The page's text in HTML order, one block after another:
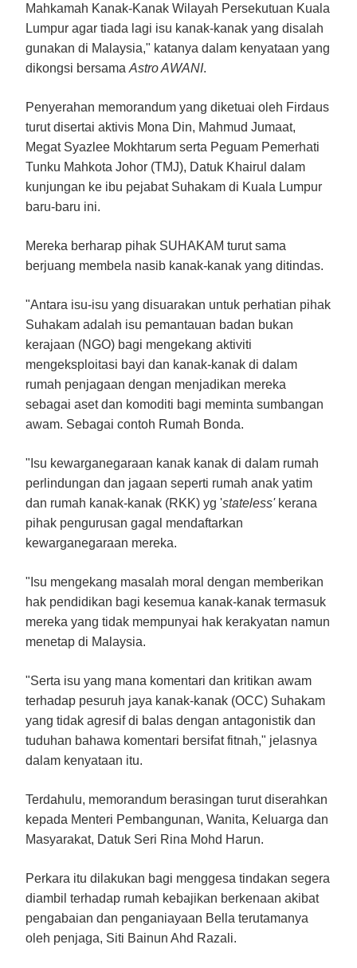
Mahkamah Kanak-Kanak Wilayah Persekutuan Kuala
Lumpur agar tiada lagi isu kanak-kanak yang disalah
gunakan di Malaysia," katanya dalam kenyataan yang
dikongsi bersama Astro AWANI.
Penyerahan memorandum yang diketuai oleh Firdaus
turut disertai aktivis Mona Din, Mahmud Jumaat,
Megat Syazlee Mokhtarum serta Peguam Pemerhati
Tunku Mahkota Johor (TMJ), Datuk Khairul dalam
kunjungan ke ibu pejabat Suhakam di Kuala Lumpur
baru-baru ini.
Mereka berharap pihak SUHAKAM turut sama
berjuang membela nasib kanak-kanak yang ditindas.
"Antara isu-isu yang disuarakan untuk perhatian pihak
Suhakam adalah isu pemantauan badan bukan
kerajaan (NGO) bagi mengekang aktiviti
mengeksploitasi bayi dan kanak-kanak di dalam
rumah penjagaan dengan menjadikan mereka
sebagai aset dan komoditi bagi meminta sumbangan
awam. Sebagai contoh Rumah Bonda.
"Isu kewarganegaraan kanak kanak di dalam rumah
perlindungan dan jagaan seperti rumah anak yatim
dan rumah kanak-kanak (RKK) yg 'stateless'kerana
pihak pengurusan gagal mendaftarkan
kewarganegaraan mereka.
"Isu mengekang masalah moral dengan memberikan
hak pendidikan bagi kesemua kanak-kanak termasuk
mereka yang tidak mempunyai hak kerakyatan namun
menetap di Malaysia.
"Serta isu yang mana komentari dan kritikan awam
terhadap pesuruh jaya kanak-kanak (OCC) Suhakam
yang tidak agresif di balas dengan antagonistik dan
tuduhan bahawa komentari bersifat fitnah," jelasnya
dalam kenyataan itu.
Terdahulu, memorandum berasingan turut diserahkan
kepada Menteri Pembangunan, Wanita, Keluarga dan
Masyarakat, Datuk Seri Rina Mohd Harun.
Perkara itu dilakukan bagi menggesa tindakan segera
diambil terhadap rumah kebajikan berkenaan akibat
pengabaian dan penganiayaan Bella terutamanya
oleh penjaga, Siti Bainun Ahd Razali.